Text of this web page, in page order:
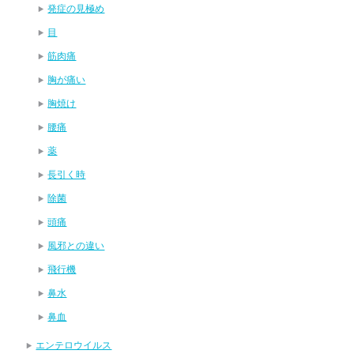
発症の見極め
目
筋肉痛
胸が痛い
胸焼け
腰痛
薬
長引く時
除菌
頭痛
風邪との違い
飛行機
鼻水
鼻血
エンテロウイルス